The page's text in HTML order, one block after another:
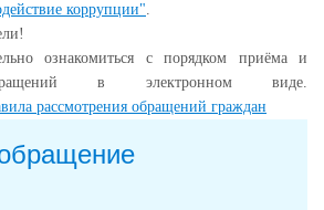
коррупции".
ознакомиться с порядком приёма и
в электронном виде.
рассмотрения обращений граждан